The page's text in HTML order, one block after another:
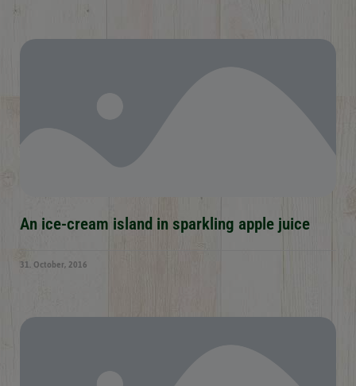
An ice-cream island in sparkling apple juice
31. October, 2016